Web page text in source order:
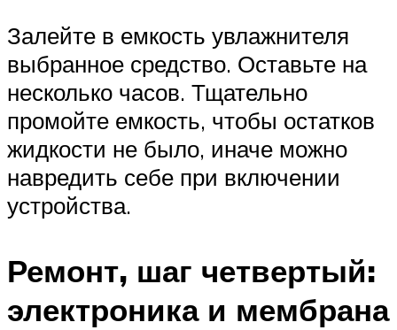
Залейте в емкость увлажнителя
выбранное средство. Оставьте на
несколько часов. Тщательно
промойте емкость, чтобы остатков
жидкости не было, иначе можно
навредить себе при включении
устройства.
Ремонт, шаг четвертый:
электроника и мембрана